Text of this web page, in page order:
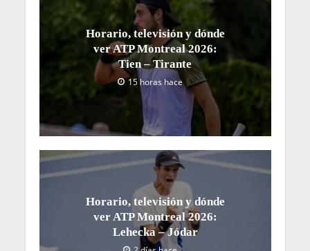
Horario, televisión y dónde
ver ATP Montreal 2026:
Tien – Tirante
15 horas hace
Horario, televisión y dónde
ver ATP Montreal 2026:
Lehecka – Jódar